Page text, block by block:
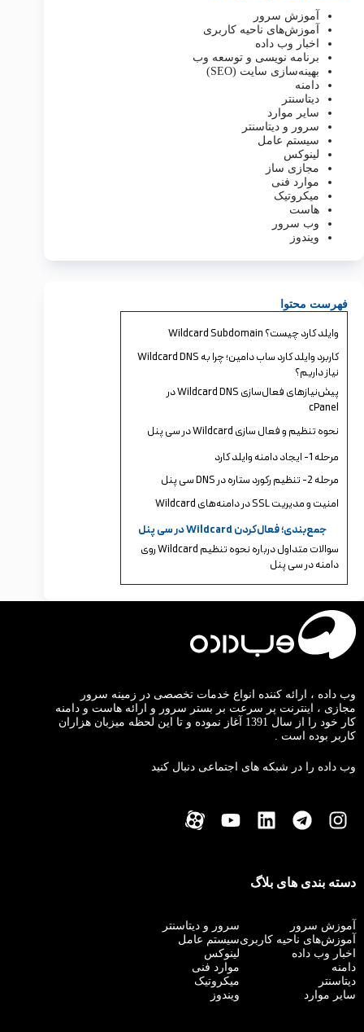
آموزش سرور
آموزش‌های ناحیه کاربری
اخبار وب داده
برنامه نویسی و توسعه وب
بهینه‌سازی سایت (SEO)
دامنه
دیتاسنتر
سایر موارد
سرور و دیتاسنتر
سیستم عامل
لینوکس
مجازی ساز
موارد فنی
میکروتیک
هاست
وب سرور
ویندوز
فهرست محتوا
وایلد کارد چیست؟ Wildcard Subdomain
کاربرد وایلد کارد ساب دامین؛ چرا به Wildcard DNS
نیاز داریم؟
پیش‌نیازهای فعال‌سازی Wildcard DNS در
cPanel
نحوه تنظیم و فعال سازی Wildcard در سی پنل
مرحله 1- ایجاد دامنه وایلد کارد
مرحله 2- تنظیم رکورد ستاره در DNS سی پنل
امنیت و مدیریت SSL در دامنه‌های Wildcard
جمع‌بندی؛ فعال‌کردن Wildcard در سی پنل
سوالات متداول درباره نحوه تنظیم Wildcard روی
دامنه در سی پنل
وب داده ، ارائه کننده انواع خدمات تخصصی در زمینه سرور
مجازی ، اینترنت پر سرعت بر بستر سرور و ارائه هاست و دامنه
کار خود را از سال 1391 آغاز نموده و تا این لحظه میزبان هزاران
کاربر بوده است .
وب داده را در شبکه های اجتماعی دنبال کنید
دسته بندی های بلاگ
آموزش سرور
آموزش‌های ناحیه کاربری
اخبار وب داده
دامنه
دیتاسنتر
سایر موارد
سرور و دیتاسنتر
سیستم عامل
لینوکس
موارد فنی
میکروتیک
ویندوز